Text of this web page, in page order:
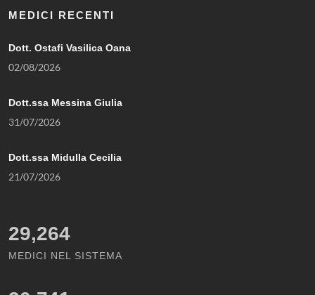
MEDICI RECENTI
Dott. Ostafi Vasilica Oana
02/08/2026
Dott.ssa Messina Giulia
31/07/2026
Dott.ssa Midulla Cecilia
21/07/2026
29,264
MEDICI NEL SISTEMA